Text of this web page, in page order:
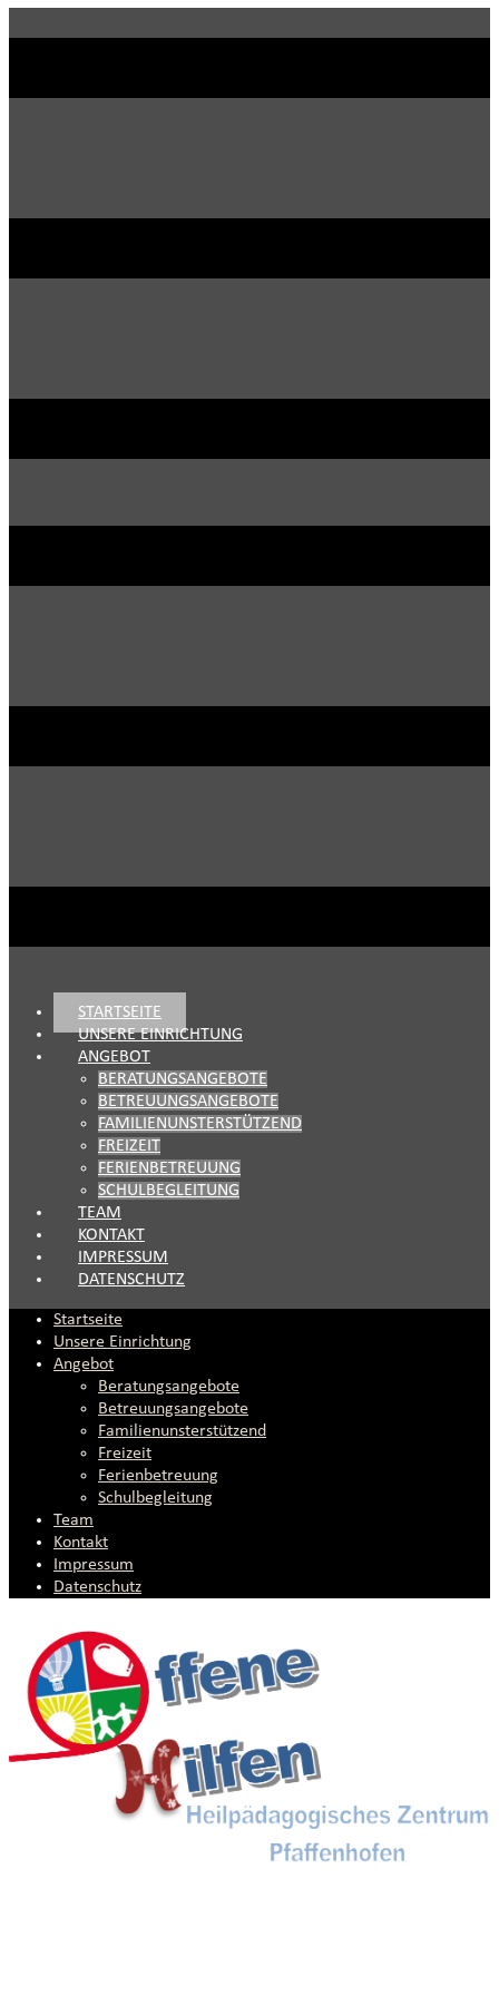
STARTSEITE
UNSERE EINRICHTUNG
ANGEBOT
BERATUNGSANGEBOTE
BETREUUNGSANGEBOTE
FAMILIENUNSTERSTÜTZEND
FREIZEIT
FERIENBETREUUNG
SCHULBEGLEITUNG
TEAM
KONTAKT
IMPRESSUM
DATENSCHUTZ
Startseite
Unsere Einrichtung
Angebot
Beratungsangebote
Betreuungsangebote
Familienunsterstützend
Freizeit
Ferienbetreuung
Schulbegleitung
Team
Kontakt
Impressum
Datenschutz